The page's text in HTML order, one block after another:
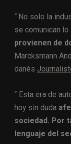
“ No solo la
se comunican
provienen de
Marcksmann
danés
“ Esta era de
hoy sin duda
sociedad. Por
lenguaje del